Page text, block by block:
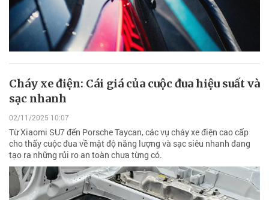
Cháy xe điện: Cái giá của cuộc đua hiệu suất và
sạc nhanh
02/11/2025 10:07
Từ Xiaomi SU7 đến Porsche Taycan, các vụ cháy xe điện cao cấp
cho thấy cuộc đua về mật độ năng lượng và sạc siêu nhanh đang
tạo ra những rủi ro an toàn chưa từng có.